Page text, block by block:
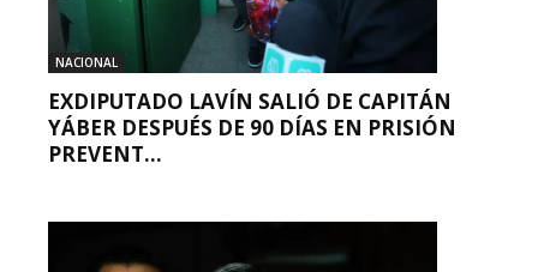
NACIONAL
EXDIPUTADO LAVÍN SALIÓ DE CAPITÁN
YÁBER DESPUÉS DE 90 DÍAS EN PRISIÓN
PREVENT...